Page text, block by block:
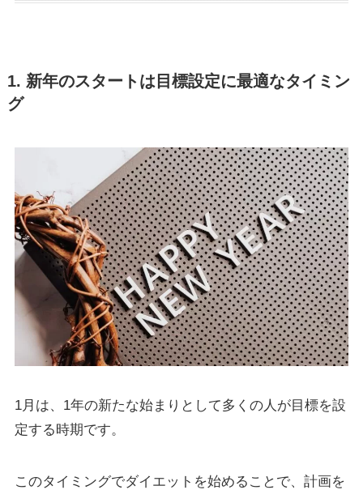
1. 新年のスタートは目標設定に最適なタイミン
グ
1月は、1年の新たな始まりとして多くの人が目標を設
定する時期です。
このタイミングでダイエットを始めることで、計画を